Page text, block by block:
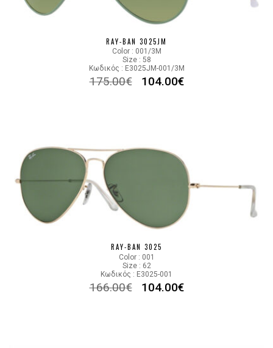
RAY-BAN 3025JM
Color : 001/3M
Size : 58
Κωδικός : E3025JM-001/3M
175.00€ 104.00€
RAY-BAN 3025
Color : 001
Size : 62
Κωδικός : E3025-001
166.00€ 104.00€